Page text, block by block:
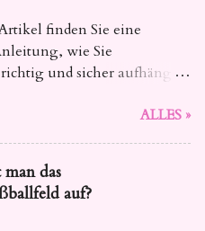
finden Sie eine
wie Sie
und sicher aufhängen
von der
Installationsschritten,
fest und zuverlässig sind.
ALLES »
das
auf?